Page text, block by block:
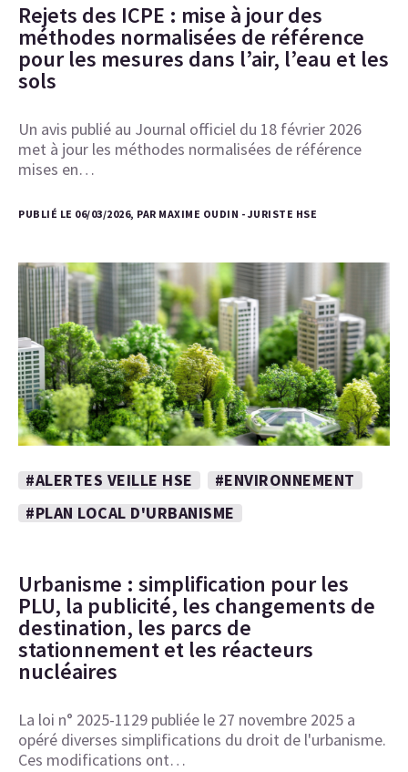
Rejets des ICPE : mise à jour des
méthodes normalisées de référence
pour les mesures dans l’air, l’eau et les
sols
Un avis publié au Journal officiel du 18 février 2026
met à jour les méthodes normalisées de référence
mises en…
PUBLIÉ LE 06/03/2026, PAR MAXIME OUDIN - JURISTE HSE
#ALERTES VEILLE HSE
#ENVIRONNEMENT
#PLAN LOCAL D'URBANISME
Urbanisme : simplification pour les
PLU, la publicité, les changements de
destination, les parcs de
stationnement et les réacteurs
nucléaires
La loi n° 2025-1129 publiée le 27 novembre 2025 a
opéré diverses simplifications du droit de l'urbanisme.
Ces modifications ont…